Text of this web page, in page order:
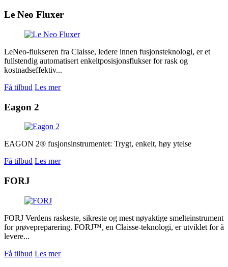
Le Neo Fluxer
LeNeo-flukseren fra Claisse, ledere innen fusjonsteknologi, er et
fullstendig automatisert enkeltposisjonsflukser for rask og
kostnadseffektiv...
Få tilbud Les mer
Eagon 2
EAGON 2® fusjonsinstrumentet: Trygt, enkelt, høy ytelse
Få tilbud Les mer
FORJ
FORJ Verdens raskeste, sikreste og mest nøyaktige smelteinstrument
for prøvepreparering. FORJ™, en Claisse-teknologi, er utviklet for å
levere...
Få tilbud Les mer